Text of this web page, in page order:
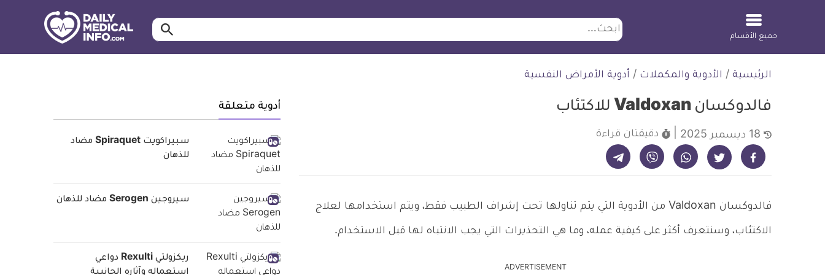
ابحث ابحث…
جميع الأقسام
الرئيسية / الأدوية والمكملات / أدوية الأمراض النفسية
فالدوكسان Valdoxan للاكتئاب
دقيقتان قراءة
شارك على فيسبوك - ديلي ميديكال انفو شارك على تويتر - ديلي ميديكال انفو شارك على واتساب - ديلي ميديكال انفو شارك على فايبر - ديلي ميديكال انفو شارك على تيليجرام - ديلي ميديكال انفو
فالدوكسان Valdoxan من الأدوية التي يتم تناولها تحت إشراف الطبيب فقط، ويتم استخدامها لعلاج
الاكتئاب، وسنتعرف أكثر على كيفية عمله، وما هي التحذيرات التي يجب الانتباه لها قبل الاستخدام.
ADVERTISEMENT
أدوية متعلقة
سبيراكويت Spiraquet مضاد
للذهان
سيروجين Serogen مضاد للذهان
ريكزولتي Rexulti دواعي
استعماله وآثاره الجانبية